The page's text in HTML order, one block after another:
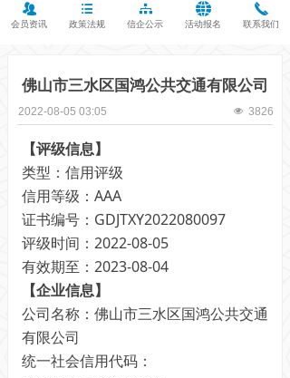
뀡
会员资讯
뀑
政策法规
뀒
信企公示
뀁
活动报名
끅
联系我们
佛山市三水区国鸿公共交通有限公司
【评级信息】
类型：信用评级
信用等级：AAA
证书编号：GDJTXY2022080097
评级时间：2022-08-05
有效期至：2023-08-04
【企业信息】
公司名称：佛山市三水区国鸿公共交通
有限公司
统一社会信用代码：
넶 3826
2022-08-05 03:05